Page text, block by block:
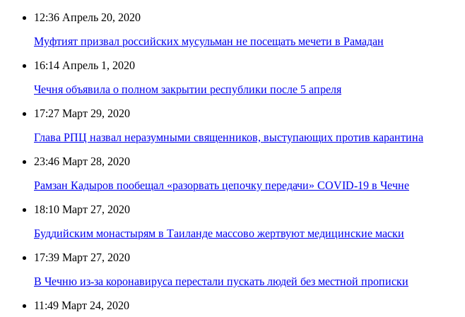
12:36 Апрель 20, 2020
Муфтият призвал российских мусульман не посещать мечети в Рамадан
16:14 Апрель 1, 2020
Чечня объявила о полном закрытии республики после 5 апреля
17:27 Март 29, 2020
Глава РПЦ назвал неразумными священников, выступающих против карантина
23:46 Март 28, 2020
Рамзан Кадыров пообещал «разорвать цепочку передачи» COVID-19 в Чечне
18:10 Март 27, 2020
Буддийским монастырям в Таиланде массово жертвуют медицинские маски
17:39 Март 27, 2020
В Чечню из-за коронавируса перестали пускать людей без местной прописки
11:49 Март 24, 2020